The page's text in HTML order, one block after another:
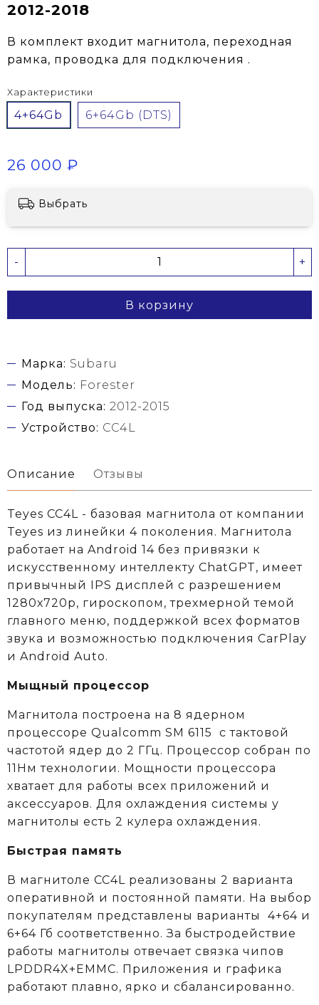
2012-2018
В комплект входит магнитола, переходная
рамка, проводка для подключения .
Характеристики
4+64Gb 6+64Gb (DTS)
26 000 ₽
Выбрать
- +
В корзину
Марка: Subaru
Модель: Forester
Год выпуска: 2012-2015
Устройство: CC4L
Описание Отзывы
Teyes CC4L - базовая магнитола от компании
Teyes из линейки 4 поколения. Магнитола
работает на Android 14 без привязки к
искусственному интеллекту ChatGPT, имеет
привычный IPS дисплей с разрешением
1280х720р, гироскопом, трехмерной темой
главного меню, поддержкой всех форматов
звука и возможностью подключения CarPlay
и Android Auto.
Мыщный процессор
Магнитола построена на 8 ядерном
процессоре Qualcomm SM 6115
c тактовой
частотой ядер до 2 ГГц. Процессор собран по
11Нм технологии. Мощности процессора
хватает для работы всех приложений и
аксессуаров. Для охлаждения системы у
магнитолы есть 2 кулера охлаждения.
Быстрая память
В магнитоле CC4L реализованы 2 варианта
оперативной и постоянной памяти. На выбор
покупателям представлены варианты 4+64 и
6+64 Гб соответственно. За быстродействие
работы магнитолы отвечает связка чипов
LPDDR4X+EMMC. Приложения и графика
работают плавно, ярко и сбалансированно.